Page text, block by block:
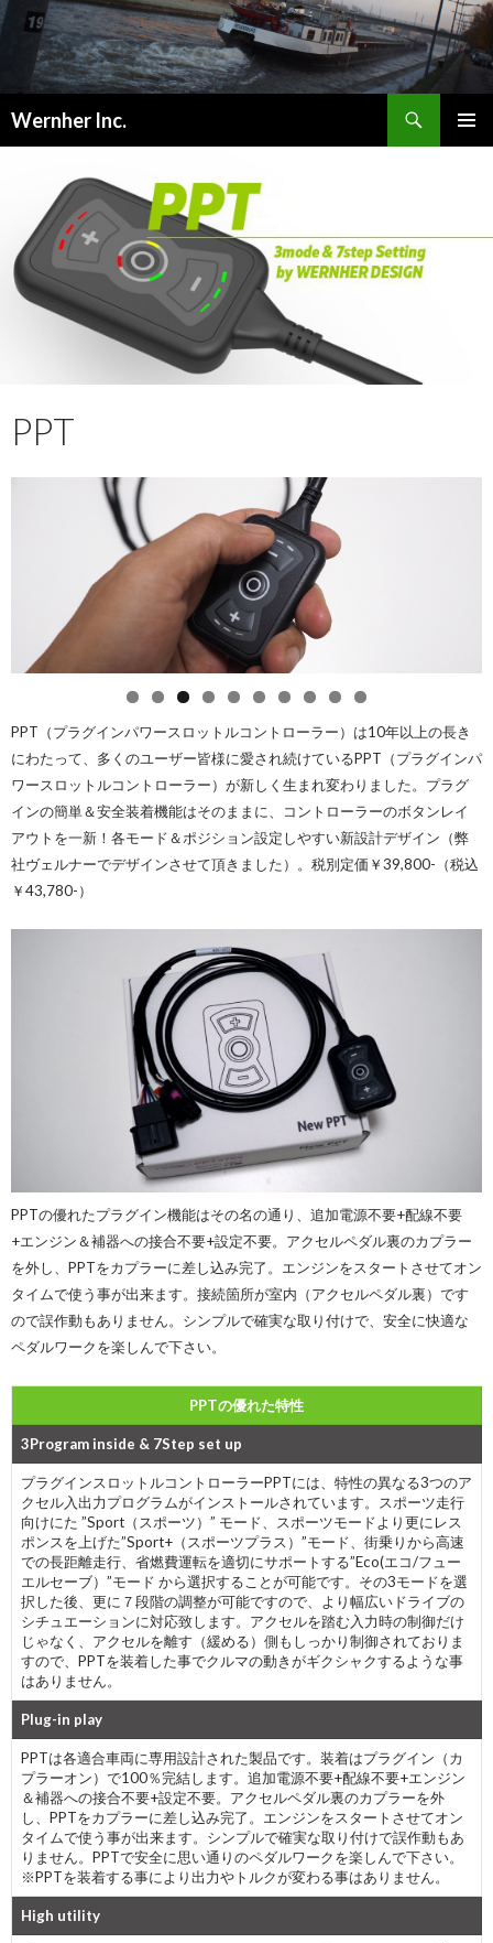
Wernher Inc.
索
へ
ス
キ
PPT
PPT（プラグインパワースロットルコントローラー） は10年以上の長き
にわたって、多くのユーザー皆様に愛され続けているPPT（プラグインパ
ワースロットルコントローラー）が新しく生まれ変わりました。プラグ
インの簡単＆安全装着機能はそのままに、コントローラーのボタンレイ
アウトを一新！各モード＆ポジション設定しやすい新設計デザイン（弊
社ヴェルナーでデザインさせて頂きました）。税別定価￥39,800-（税込
￥43,780-）
PPTの優れたプラグイン機能はその名の通り、追加電源不要+配線不要
+エンジン＆補器への接合不要+設定不要。アクセルペダル裏のカプラー
を外し、PPTをカプラーに差し込み完了。エンジンをスタートさせてオン
タイムで使う事が出来ます。接続箇所が室内（アクセルペダル裏）です
ので誤作動もありません。シンプルで確実な取り付けで、安全に快適な
ペダルワークを楽しんで下さい。
PPTの優れた特性
3Program inside & 7Step set up
プラグインスロットルコントローラーPPTには、 特性の異なる3つのア
クセル入出力プログラムがインストールされています。スポーツ走行
向けにた ”Sport（スポーツ）” モード、スポーツモードより更にレス
ポンスを上げた”Sport+（スポーツプラス）”モード、街乗りから高速
での長距離走行、 省燃費運転を適切にサポートする”Eco(エコ/フュー
エルセーブ）”モード から選択することが可能です。その3モードを選
択した後、更に７段階の調整が可能ですので、より幅広いドライブの
シチュエーションに対応致します。アクセルを踏む入力時の制御だけ
じゃなく、アクセルを離す（緩める）側もしっかり制御されておりま
すので、PPTを装着した事でクルマの動きがギクシャクするような事
はありません。
Plug-in play
PPTは各適合車両に専用設計された製品です。装着はプラグイン（カ
プラーオン）で100％完結します。追加電源不要+配線不要+エンジン
＆補器への接合不要+設定不要。アクセルペダル裏のカプラーを外
し、PPTをカプラーに差し込み完了。エンジンをスタートさせてオン
タイムで使う事が出来ます。シンプルで確実な取り付けで誤作動もあ
りません。PPTで安全に思い通りのペダルワークを楽しんで下さい。
※PPTを装着する事により出力やトルクが変わる事はありません。
High utility